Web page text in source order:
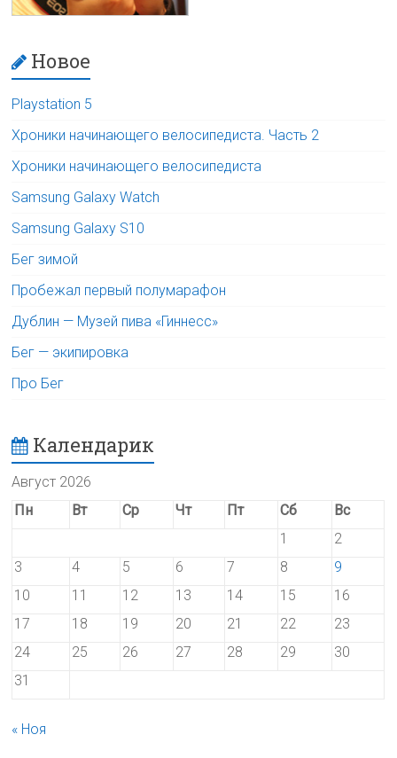
Новое
Playstation 5
Хроники начинающего велосипедиста. Часть 2
Хроники начинающего велосипедиста
Samsung Galaxy Watch
Samsung Galaxy S10
Бег зимой
Пробежал первый полумарафон
Дублин — Музей пива «Гиннесс»
Бег — экипировка
Про Бег
Календарик
Август 2026
Пн
Вт Ср Чт Пт Сб
Вс
1
2
3
4 5 6 7 8
9
10
11 12 13 14 15
16
17
18 19 20 21 22
23
24
25 26 27 28 29
30
31
« Ноя